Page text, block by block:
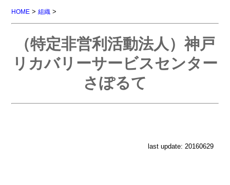
HOME >組織 >
（特定非営利活動法人）神戸
リカバリーサービスセンター
さぽるて
last update: 20160629